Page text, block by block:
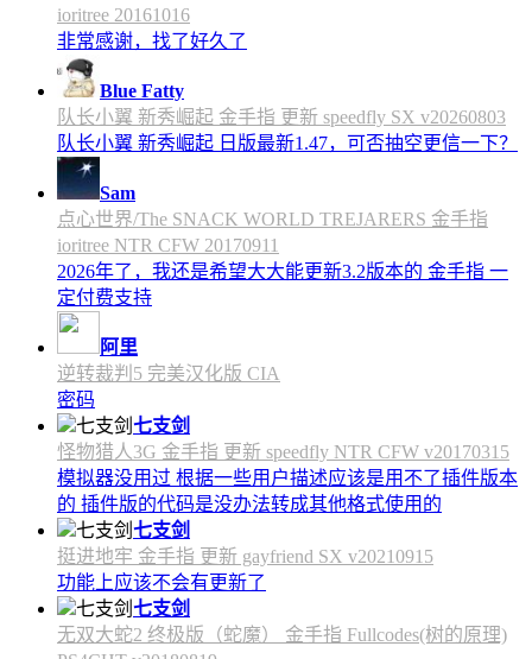
ioritree 20161016
非常感谢，找了好久了
Blue Fatty
队长小翼 新秀崛起 金手指 更新 speedfly SX v20260803
队长小翼 新秀崛起 日版最新1.47，可否抽空更信一下？
Sam
点心世界/The SNACK WORLD TREJARERS 金手指
ioritree NTR CFW 20170911
2026年了，我还是希望大大能更新3.2版本的 金手指 一
定付费支持
阿里
逆转裁判5 完美汉化版 CIA
密码
七支剑
怪物猎人3G 金手指 更新 speedfly NTR CFW v20170315
模拟器没用过 根据一些用户描述应该是用不了插件版本
的 插件版的代码是没办法转成其他格式使用的
七支剑
挺进地牢 金手指 更新 gayfriend SX v20210915
功能上应该不会有更新了
七支剑
无双大蛇2 终极版（蛇魔） 金手指 Fullcodes(树的原理)